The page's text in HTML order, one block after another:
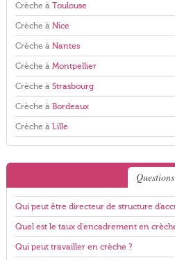
Crèche à Toulouse
Crèche à Nice
Crèche à Nantes
Crèche à Montpellier
Crèche à Strasbourg
Crèche à Bordeaux
Crèche à Lille
Questions
Qui peut être directeur de structure
Quel est le taux d'encadrement en
Qui peut travailler en crèche ?